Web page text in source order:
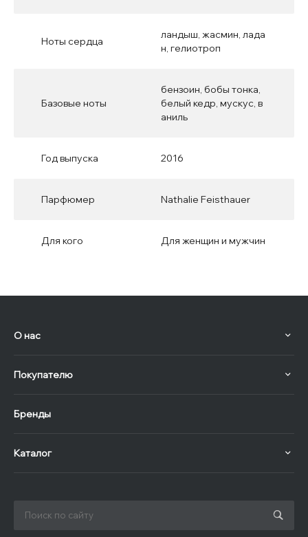
Ноты сердца
ландыш, жасмин, лада
н, гелиотроп
Базовые ноты
бензоин, бобы тонка,
белый кедр, мускус, в
аниль
Год выпуска 2016
Парфюмер Nathalie Feisthauer
Для кого Для женщин и мужчин
О нас
Покупателю
Бренды
Каталог